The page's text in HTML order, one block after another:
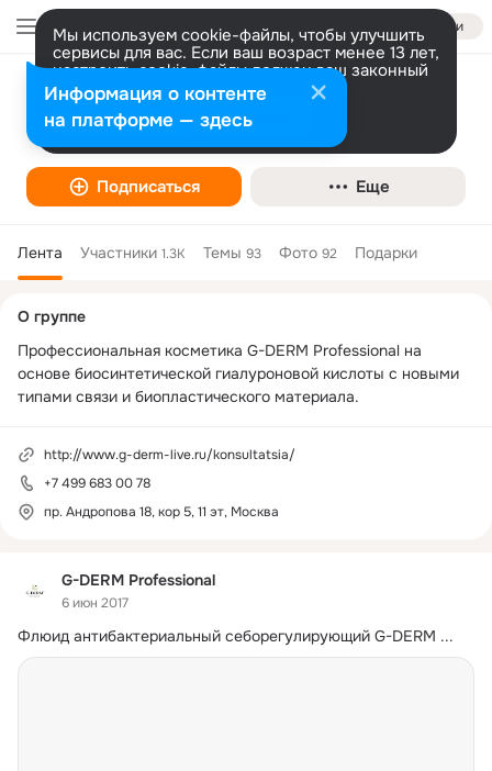
Войти
Мы используем cookie-файлы, чтобы улучшить
сервисы для вас. Если ваш возраст менее 13 лет,
настроить cookie-файлы должен ваш законный
представитель. Больше информации
Разрешить все Настроить
G-DERM Professional
Подписаться Еще
Лента Участники 1.3K Темы 93 Фото 92 Подарки
G-DERM Professional
6 июн 2017
Флюид антибактериальный себо­регулирующий G-DERM ...
колонка
О группе
Профессиональная косметика G-DERM Professional на
основе биосинтетической гиалуроновой кислоты с новыми
типами связи и биопластического материала.
http://www.g-derm-live.ru/konsultatsia/
+7 499 683 00 78
пр. Андропова 18, кор 5, 11 эт, Москва
Информация о контенте
на платформе — здесь